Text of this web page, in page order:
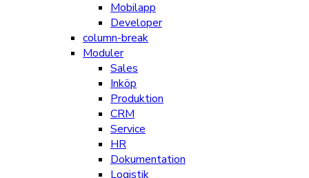
Mobilapp
Developer
column-break
Moduler
Sales
Inköp
Produktion
CRM
Service
HR
Dokumentation
Logistik